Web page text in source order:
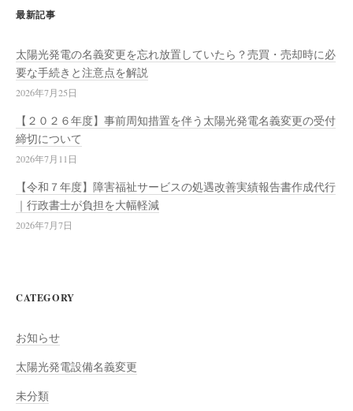
最新記事
太陽光発電の名義変更を忘れ放置していたら？売買・売却時に必
要な手続きと注意点を解説
2026年7月25日
【２０２６年度】事前周知措置を伴う太陽光発電名義変更の受付
締切について
2026年7月11日
【令和７年度】障害福祉サービスの処遇改善実績報告書作成代行
｜行政書士が負担を大幅軽減
2026年7月7日
CATEGORY
お知らせ
太陽光発電設備名義変更
未分類